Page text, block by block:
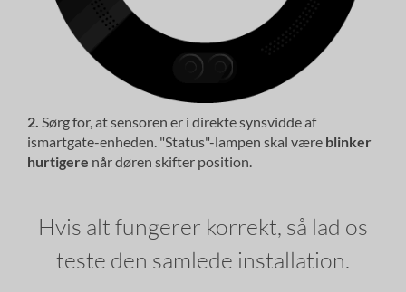
2. Sørg for, at sensoren er i direkte synsvidde af
ismartgate-enheden. "Status"-lampen skal være blinker
hurtigere når døren skifter position.
Hvis alt fungerer korrekt, så lad os
teste den samlede installation.